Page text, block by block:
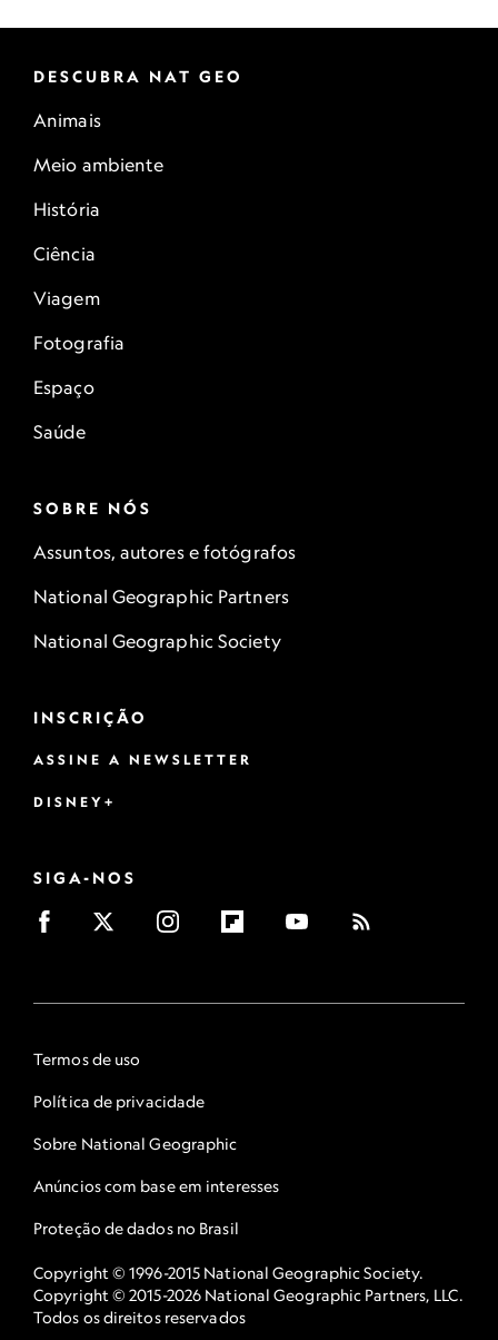
DESCUBRA NAT GEO
Animais
Meio ambiente
História
Ciência
Viagem
Fotografia
Espaço
Saúde
SOBRE NÓS
Assuntos, autores e fotógrafos
National Geographic Partners
National Geographic Society
INSCRIÇÃO
ASSINE A NEWSLETTER
DISNEY+
SIGA-NOS
Termos de uso
Política de privacidade
Sobre National Geographic
Anúncios com base em interesses
Proteção de dados no Brasil
Copyright © 1996-2015 National Geographic Society.
Copyright © 2015-2026 National Geographic Partners, LLC.
Todos os direitos reservados